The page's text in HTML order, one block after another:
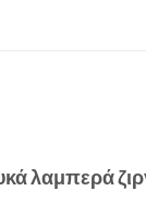
λαμπερά